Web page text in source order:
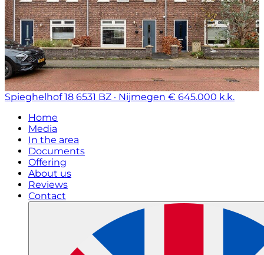
Spieghelhof 18 6531 BZ · Nijmegen € 645.000 k.k.
Home
Media
In the area
Documents
Offering
About us
Reviews
Contact